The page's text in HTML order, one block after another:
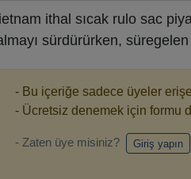
ithal sıcak rulo sac
sürdürürken,
- Bu içeriğe sadece üyeler
- Ücretsiz denemek için formu
- Zaten üye misiniz? Giriş yapın